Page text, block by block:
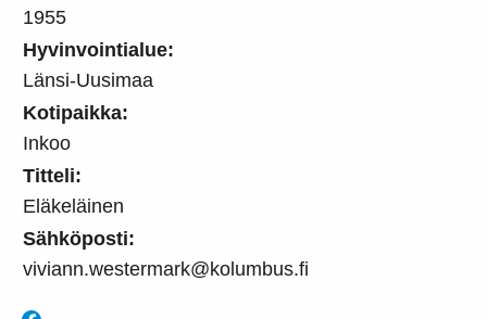
1955
Hyvinvointialue:
Länsi-Uusimaa
Kotipaikka:
Inkoo
Titteli:
Eläkeläinen
Sähköposti:
viviann.westermark@kolumbus.fi